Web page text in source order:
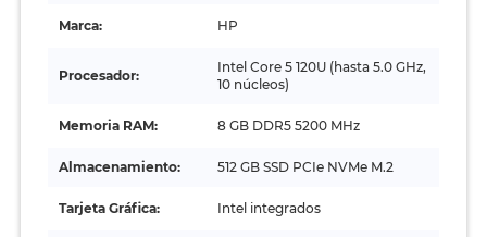
Marca: HP
Procesador:
Intel Core 5 120U (hasta 5.0 GHz,
10 núcleos)
Memoria RAM: 8 GB DDR5 5200 MHz
Almacenamiento: 512 GB SSD PCIe NVMe M.2
Tarjeta Gráfica: Intel integrados